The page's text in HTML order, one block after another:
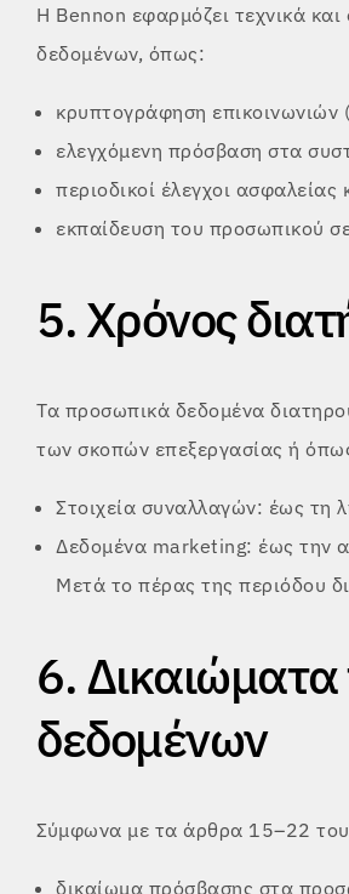
Η Bennon εφαρμόζει τεχνικά
δεδομένων, όπως:
κρυπτογράφηση επικοινωνιών
ελεγχόμενη πρόσβαση στα
περιοδικοί έλεγχοι
εκπαίδευση του προσωπικού
5. Χρόνος
Τα προσωπικά δεδομένα
των σκοπών επεξεργασίας ή
Στοιχεία συναλλαγών: έως τη
Δεδομένα marketing: έως την
Μετά το πέρας της περιόδου
6.
δεδομένων
Σύμφωνα με τα άρθρα 15–22 του
δικαίωμα πρόσβασης στα